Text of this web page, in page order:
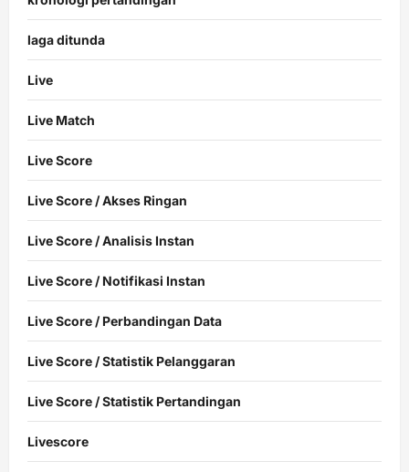
laga ditunda
Live
Live Match
Live Score
Live Score / Akses Ringan
Live Score / Analisis Instan
Live Score / Notifikasi Instan
Live Score / Perbandingan Data
Live Score / Statistik Pelanggaran
Live Score / Statistik Pertandingan
Livescore